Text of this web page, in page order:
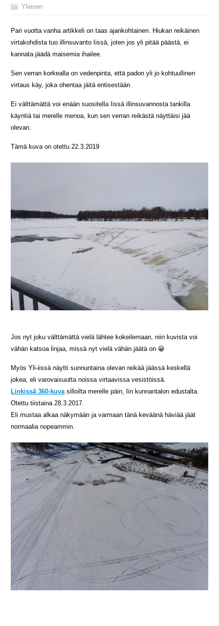
Yleinen
Pari vuotta vanha artikkeli on taas ajankohtainen. Hiukan reikäinen
virtakohdista tuo illinsuvanto Iissä, joten jos yli pitää päästä, ei
kannata jäädä maisemia ihailee.
Sen verran korkealla on vedenpinta, että padon yli jo kohtuullinen
virtaus käy, joka ohentaa jäitä entisestään.
Ei välttämättä voi enään suositella Iissä illinsuvannosta tankilla
käyntiä tai merelle menoa, kun sen verran reikästä näyttäisi jää
olevan.
Tämä kuva on otettu 22.3.2019
Jos nyt joku välttämättä vielä lähtee kokeilemaan, niin kuvista voi
vähän katsoa linjaa, missä nyt vielä vähän jäätä on 😀
Myös Yli-iissä näytti sunnuntaina olevan reikää jäässä keskellä
jokea, eli varovaisuutta noissa virtaavissa vesistöissä.
Linkissä 360-kuvasilloilta merelle päin, Iin kunnantalon edustalta.
Otettu tiistaina 28.3.2017.
Eli mustaa alkaa näkymään ja varmaan tänä keväänä häviää jäät
normaalia nopeammin.